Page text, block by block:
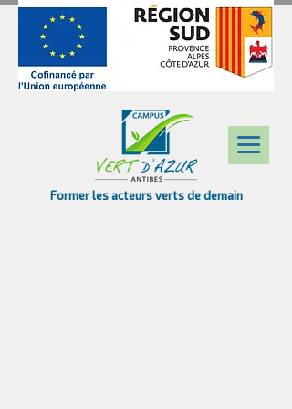
Former les acteurs verts de demain